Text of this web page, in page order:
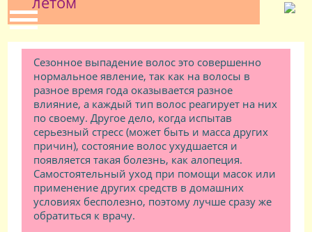
Сезонное выпадение волос это совершенно
нормальное явление, так как на волосы в
разное время года оказывается разное
влияние, а каждый тип волос реагирует на них
по своему. Другое дело, когда испытав
серьезный стресс (может быть и масса других
причин), состояние волос ухудшается и
появляется такая болезнь, как алопеция.
Самостоятельный уход при помощи масок или
применение других средств в домашних
условиях бесполезно, поэтому лучше сразу же
обратиться к врачу.